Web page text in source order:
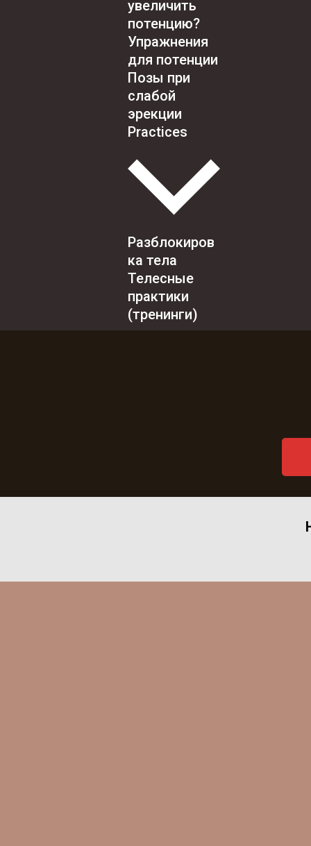
увеличить
потенцию?
Упражнения
для потенции
Позы при
слабой
эрекции
Practices
Разблокиров
ка тела
Телесные
практики
(тренинги)